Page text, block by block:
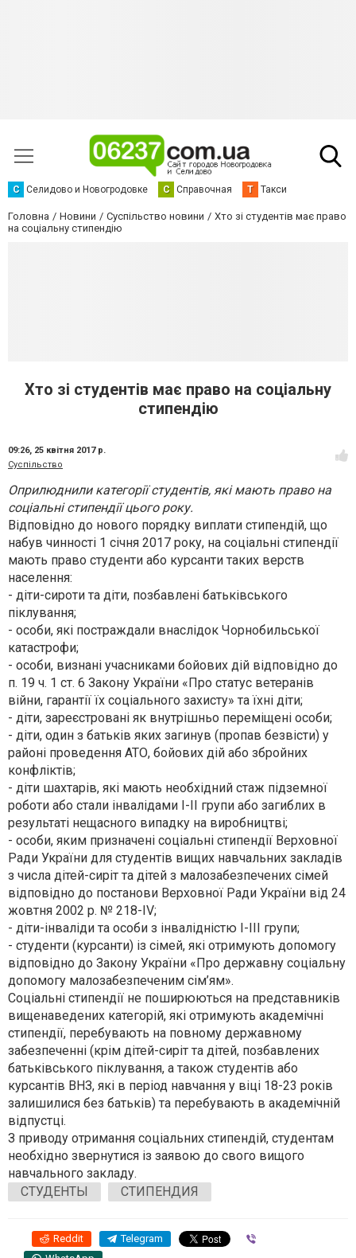
С Селидово и Новогродовке С Справочная Т Такси
Головна Новини Суспільство новини
Хто зі студентів має право
на соціальну стипендію
Хто зі студентів має право на соціальну
стипендію
09:26, 25 квітня 2017 р.
Суспільство
Оприлюднили категорії студентів, які мають право на
соціальні стипендії цього року.
Відповідно до нового порядку виплати стипендій, що
набув чинності 1 січня 2017 року, на соціальні стипендії
мають право студенти або курсанти таких верств
населення:
- діти-сироти та діти, позбавлені батьківського
піклування;
- особи, які постраждали внаслідок Чорнобильської
катастрофи;
- особи, визнані учасниками бойових дій відповідно до
п. 19 ч. 1 ст. 6 Закону України «Про статус ветеранів
війни, гарантії їх соціального захисту» та їхні діти;
- діти, зареєстровані як внутрішньо переміщені особи;
- діти, один з батьків яких загинув (пропав безвісти) у
районі проведення АТО, бойових дій або збройних
конфліктів;
- діти шахтарів, які мають необхідний стаж підземної
роботи або стали інвалідами І-ІІ групи або загиблих в
результаті нещасного випадку на виробництві;
- особи, яким призначені соціальні стипендії Верховної
Ради України для студентів вищих навчальних закладів
з числа дітей-сиріт та дітей з малозабезпечених сімей
відповідно до постанови Верховної Ради України від 24
жовтня 2002 р. № 218-ІV;
- діти-інваліди та особи з інвалідністю І-ІІІ групи;
- студенти (курсанти) із сімей, які отримують допомогу
відповідно до Закону України «Про державну соціальну
допомогу малозабезпеченим сім’ям».
Соціальні стипендії не поширюються на представників
вищенаведених категорій, які отримують академічні
стипендії, перебувають на повному державному
забезпеченні (крім дітей-сиріт та дітей, позбавлених
батьківського піклування, а також студентів або
курсантів ВНЗ, які в період навчання у віці 18-23 років
залишилися без батьків) та перебувають в академічній
відпустці.
З приводу отримання соціальних стипендій, студентам
необхідно звернутися із заявою до свого вищого
навчального закладу.
СТУДЕНТЫ
СТИПЕНДИЯ
Reddit Telegram